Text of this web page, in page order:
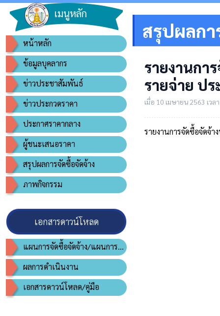
เมนูหลัก
หน้าหลัก
ข้อมูลบุคลากร
ข่าวประชาสัมพันธ์
ข่าวประกวดราคา
ประกาศราคากลาง
ผู้ชนะเสนอราคา
สรุปผลการจัดซื้อจัดจ้าง
ภาพกิจกรรม
เอกสารดาวน์โหลด
แผนการจัดซื้อจัดจ้าง/แผนการจัดหาพัสดุ
ผลการดำเนินงาน
เอกสารดาวน์โหลด/คู่มือ
สรุปผลก
รายงานกา
รายจ่าย ป
เมื่อ 10 เมษายน 2563 เว
รายงานการจัดซื้อจัดจ้